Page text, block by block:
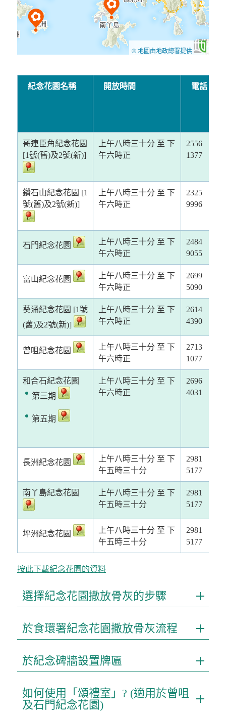
© 地圖由地政總署提供
紀念花園名稱 開放時間 電話
哥連臣角紀念花園
[1號(舊)及2號(新)]
上午八時三十分 至 下
午六時正
2556
1377
鑽石山紀念花園 [1
號(舊)及2號(新)]
上午八時三十分 至 下
午六時正
2325
9996
石門紀念花園
上午八時三十分 至 下
午六時正
2484
9055
富山紀念花園
上午八時三十分 至 下
午六時正
2699
5090
葵涌紀念花園 [1號
(舊)及2號(新)]
上午八時三十分 至 下
午六時正
2614
4390
曾咀紀念花園
上午八時三十分 至 下
午六時正
2713
1077
和合石紀念花園
第三期
第五期
上午八時三十分 至 下
午六時正
2696
4031
長洲紀念花園
上午八時三十分 至 下
午五時三十分
2981
5177
南丫島紀念花園
上午八時三十分 至 下
午五時三十分
2981
5177
坪洲紀念花園
上午八時三十分 至 下
午五時三十分
2981
5177
按此下載紀念花園的資料
選擇紀念花園撒放骨灰的步驟
於食環署紀念花園撒放骨灰流程
於紀念碑牆設置牌匾
如何使用「頌禮室」? (適用於曾咀
及石門紀念花園)